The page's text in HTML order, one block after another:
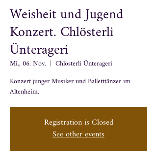
Weisheit und Jugend
Konzert. Chlösterli
Ünterageri
Mi., 06. Nov.
  |
Chlösterli Ünterageri
Konzert junger Musiker und Balletttänzer im
Altenheim.
Registration is Closed
See other events